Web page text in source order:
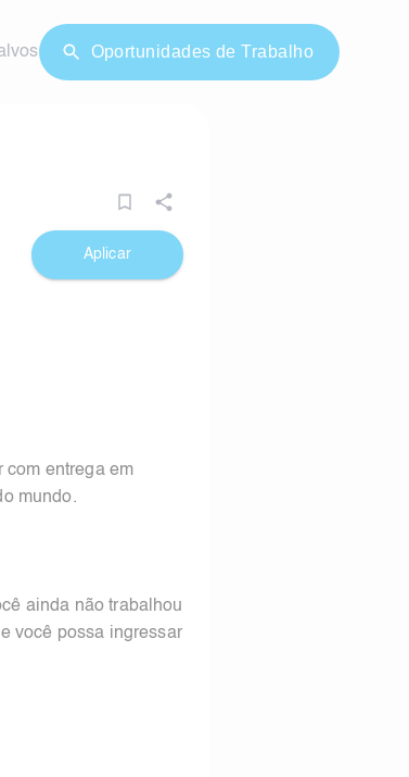
Oportunidades de Trabalho
Aplicar
com entrega em
mundo.
ainda não trabalhou
você possa ingressar